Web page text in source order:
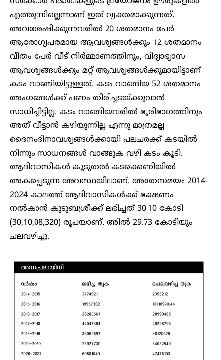
എത്തുന്നില്ലെന്നാണ് ഇത് വ്യക്തമാക്കുന്നത്.
അവശേഷിക്കുന്നവരിൽ 20 ശതമാനം പേർ
ആരോഗ്യപരമായ ആവശ്യങ്ങൾക്കും 12 ശതമാനം
വീതം പേർ വീട് നിർമ്മാണത്തിനും, വിദ്യാഭ്യാസ
ആവശ്യങ്ങൾക്കും മറ്റ് ആവശ്യങ്ങൾക്കുമായിട്ടാണ്
കടം വാങ്ങിയിട്ടുള്ളത്. കടം വാങ്ങിയ 52 ശതമാനം
അംഗങ്ങൾക്ക് പണം തിരിച്ചടയ്ക്കുവാൻ
സാധിച്ചിട്ടില്ല. കടം വാങ്ങിയവരിൽ ഭൂരിഭാഗത്തിനും
അത് വീട്ടാൻ കഴിയുന്നില്ല എന്നു മാത്രമല്ല
ദൈനംദിനാവശ്യങ്ങൾക്കായി പലചരക്ക് കടയിൽ
നിന്നും സാധനങ്ങൾ വാങ്ങുക വഴി കടം കൂടി.
ആദിവാസികൾ കൂടുതൽ കടക്കെണിയിൽ
അകപ്പെടുന്ന അവസ്ഥയിലാണ്. അതേസമയം 2014-
2024 കാലത്ത് ആദിവാസികൾക്ക് ഭക്ഷണം
നൽകാൻ കുടുബശ്രീക്ക് ലഭിച്ചത് 30.10 കോടി
(30,10,08,320) രൂപയാണ്. അിൽ 29.73 കോടിയും
ചലവഴിച്ചു.